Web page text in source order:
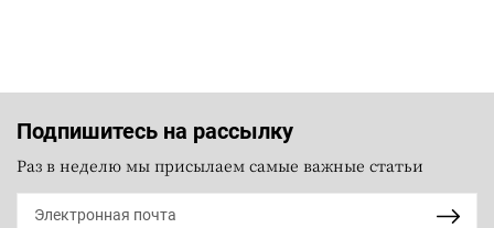
Подпишитесь на рассылку
Раз в неделю мы присылаем самые важные статьи